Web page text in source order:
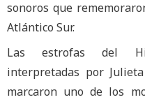
sonoros que
Atlántico Sur.
Las estrofas del
interpretadas por
marcaron uno de los